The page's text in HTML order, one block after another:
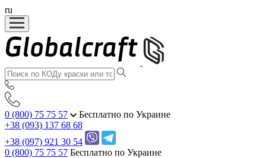
ru
0 (800) 75 75 57
Бесплатно по Украине
+38 (093) 137 68 68
+38 (097) 921 30 54
0 (800) 75 75 57 Бесплатно по Украине